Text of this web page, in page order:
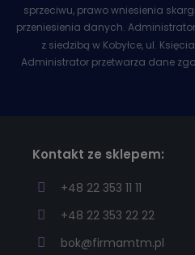
sprzeciwu, prawo wniesienia
przeniesienia danych.
z siedzibą w Kobyłce, ul.
Administrator przetwarza dane
Kontakt ze sklepem:
+48 22 353 11 11
+48 22 353 22 22
bok@firmamtm.pl